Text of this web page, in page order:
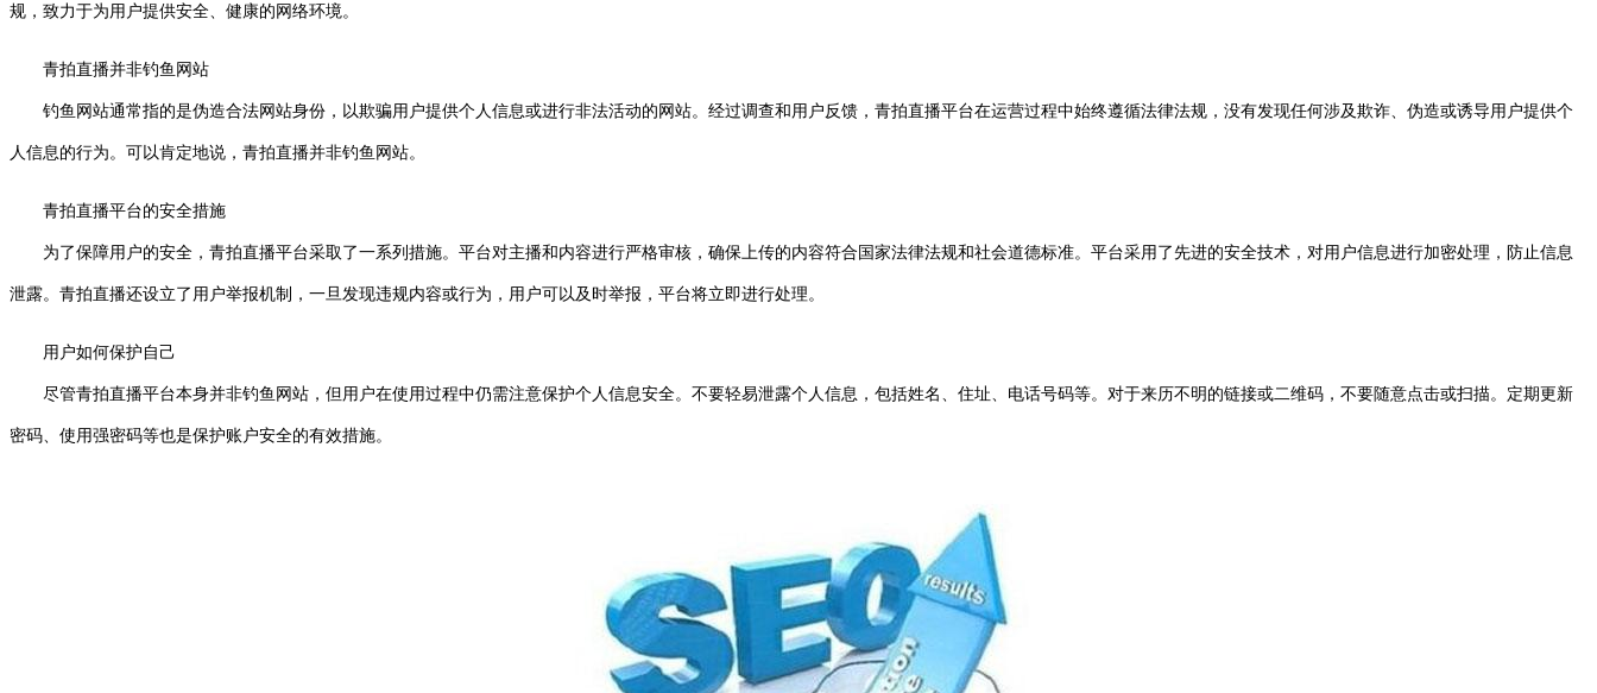
规，致力于为用户提供安全、健康的网络环境。
青拍直播并非钓鱼网站
钓鱼网站通常指的是伪造合法网站身份，以欺骗用户提供个人信息或进行非法活动的网站。经过调查和用户反馈，青拍直播平台在运营过程中始终遵循法律法规，没有发现任何涉及欺诈、伪造或诱导用户提供个
人信息的行为。可以肯定地说，青拍直播并非钓鱼网站。
青拍直播平台的安全措施
为了保障用户的安全，青拍直播平台采取了一系列措施。平台对主播和内容进行严格审核，确保上传的内容符合国家法律法规和社会道德标准。平台采用了先进的安全技术，对用户信息进行加密处理，防止信息
泄露。青拍直播还设立了用户举报机制，一旦发现违规内容或行为，用户可以及时举报，平台将立即进行处理。
用户如何保护自己
尽管青拍直播平台本身并非钓鱼网站，但用户在使用过程中仍需注意保护个人信息安全。不要轻易泄露个人信息，包括姓名、住址、电话号码等。对于来历不明的链接或二维码，不要随意点击或扫描。定期更新
密码、使用强密码等也是保护账户安全的有效措施。